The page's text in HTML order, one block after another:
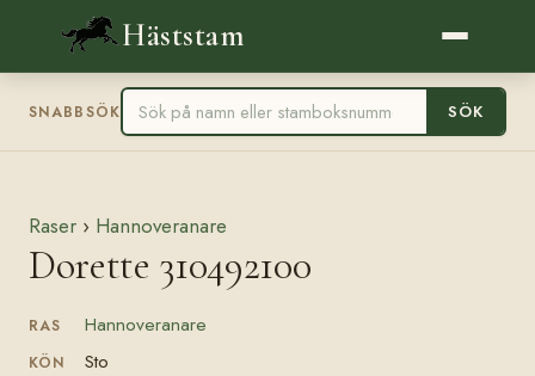
Häststam
SNABBSÖK SÖK
Raser › Hannoveranare
Dorette 310492100
RAS Hannoveranare
KÖN Sto